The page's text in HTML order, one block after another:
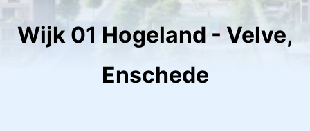
Wijk 01 Hogeland - Velve,
Enschede